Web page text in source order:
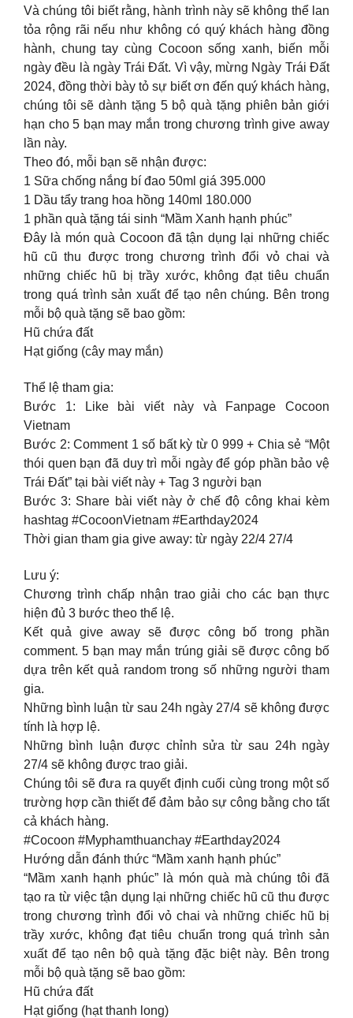
Và chúng tôi biết rằng, hành trình này sẽ không thể lan
tỏa rộng rãi nếu như không có quý khách hàng đồng
hành, chung tay cùng Cocoon sống xanh, biến mỗi
ngày đều là ngày Trái Đất. Vì vậy, mừng Ngày Trái Đất
2024, đồng thời bày tỏ sự biết ơn đến quý khách hàng,
chúng tôi sẽ dành tặng 5 bộ quà tặng phiên bản giới
hạn cho 5 bạn may mắn trong chương trình give away
lần này.
Theo đó, mỗi bạn sẽ nhận được:
1 Sữa chống nắng bí đao 50ml giá 395.000
1 Dầu tẩy trang hoa hồng 140ml 180.000
1 phần quà tặng tái sinh “Mầm Xanh hạnh phúc”
Đây là món quà Cocoon đã tận dụng lại những chiếc
hũ cũ thu được trong chương trình đổi vỏ chai và
những chiếc hũ bị trầy xước, không đạt tiêu chuẩn
trong quá trình sản xuất để tạo nên chúng. Bên trong
mỗi bộ quà tặng sẽ bao gồm:
Hũ chứa đất
Hạt giống (cây may mắn)
Thể lệ tham gia:
Bước 1: Like bài viết này và Fanpage Cocoon
Vietnam
Bước 2: Comment 1 số bất kỳ từ 0 999 + Chia sẻ “Một
thói quen bạn đã duy trì mỗi ngày để góp phần bảo vệ
Trái Đất” tại bài viết này + Tag 3 người bạn
Bước 3: Share bài viết này ở chế độ công khai kèm
hashtag #CocoonVietnam #Earthday2024
Thời gian tham gia give away: từ ngày 22/4 27/4
Lưu ý:
Chương trình chấp nhận trao giải cho các bạn thực
hiện đủ 3 bước theo thể lệ.
Kết quả give away sẽ được công bố trong phần
comment. 5 bạn may mắn trúng giải sẽ được công bố
dựa trên kết quả random trong số những người tham
gia.
Những bình luận từ sau 24h ngày 27/4 sẽ không được
tính là hợp lệ.
Những bình luận được chỉnh sửa từ sau 24h ngày
27/4 sẽ không được trao giải.
Chúng tôi sẽ đưa ra quyết định cuối cùng trong một số
trường hợp cần thiết để đảm bảo sự công bằng cho tất
cả khách hàng.
‌#Cocoon #Myphamthuanchay #Earthday2024
Hướng dẫn đánh thức “Mầm xanh hạnh phúc”
“Mầm xanh hạnh phúc” là món quà mà chúng tôi đã
tạo ra từ việc tận dụng lại những chiếc hũ cũ thu được
trong chương trình đổi vỏ chai và những chiếc hũ bị
trầy xước, không đạt tiêu chuẩn trong quá trình sản
xuất để tạo nên bộ quà tặng đặc biệt này. Bên trong
mỗi bộ quà tặng sẽ bao gồm:
Hũ chứa đất
Hạt giống (hạt thanh long)